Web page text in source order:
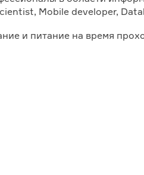
Mobile developer,
и питание на время